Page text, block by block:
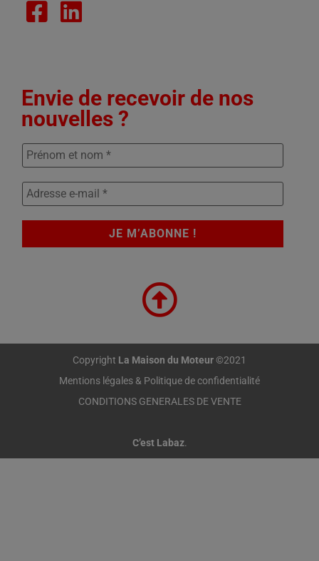
Envie de recevoir de nos
nouvelles ?
Copyright La Maison du Moteur©2021
Mentions légales & Politique de confidentialité
CONDITIONS GENERALES DE VENTE
C’est Labaz.